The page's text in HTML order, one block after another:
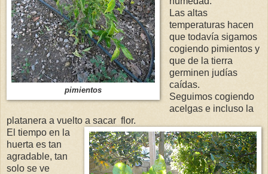
pimientos
Las altas
temperaturas hacen
que todavía sigamos
cogiendo pimientos y
que de la tierra
germinen judías
caídas.
Seguimos cogiendo
acelgas e incluso la
platanera a vuelto a sacar flor.
El tiempo en la
huerta es tan
agradable, tan
solo se ve